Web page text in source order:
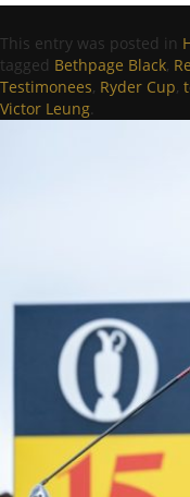
This entry was posted in
tagged Bethpage Black,
Testimonees, Ryder Cup,
Victor Leung.